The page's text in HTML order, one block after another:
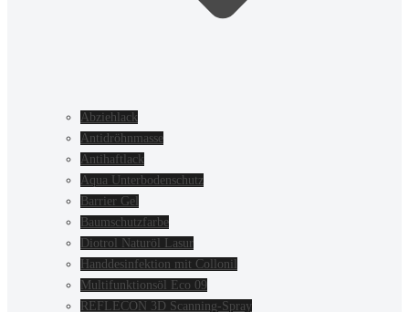
Abziehlack
Antidröhnmasse
Antihaftlack
Aqua Unterbodenschutz
Barrier Gel
Baumschutzfarbe
Diotrol Naturöl Lasur
Handdesinfektion mit Collonil
Multifunktionsöl Eco 09
REFLECON 3D Scanning-Spray